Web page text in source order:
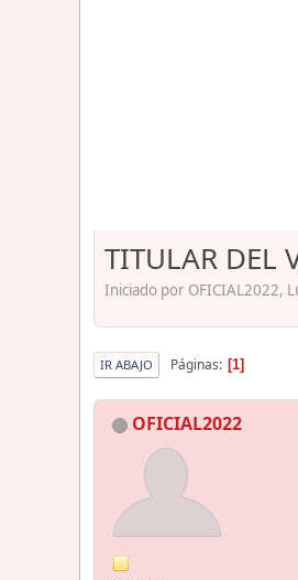
TITULAR DEL
Iniciado por OFICIAL2022,
IR ABAJO Páginas 1
OFICIAL2022